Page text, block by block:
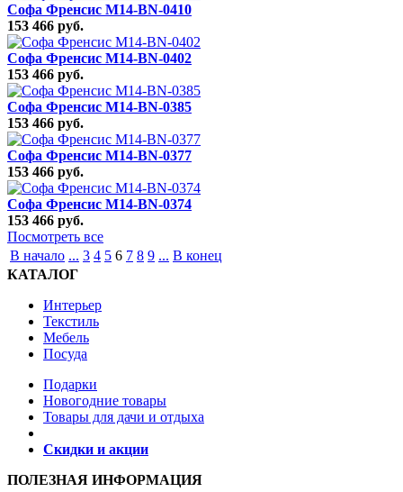
Софа Френсис M14-BN-0410
153 466 руб.
Софа Френсис M14-BN-0402
153 466 руб.
Софа Френсис M14-BN-0385
153 466 руб.
Софа Френсис M14-BN-0377
153 466 руб.
Софа Френсис M14-BN-0374
153 466 руб.
Посмотреть все
В начало ... 3 4 5 6 7 8 9 ... В конец
КАТАЛОГ
Интерьер
Текстиль
Мебель
Посуда
Подарки
Новогодние товары
Товары для дачи и отдыха
Скидки и акции
ПОЛЕЗНАЯ ИНФОРМАЦИЯ